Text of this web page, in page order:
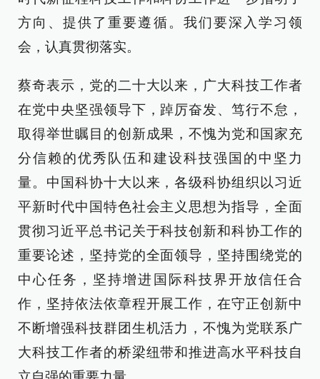
方向、提供了重要遵循。我们要深入学习领
会，认真贯彻落实。
蔡奇表示，党的二十大以来，广大科技工作者
在党中央坚强领导下，踔厉奋发、笃行不怠，
取得举世瞩目的创新成果，不愧为党和国家充
分信赖的优秀队伍和建设科技强国的中坚力
量。中国科协十大以来，各级科协组织以习近
平新时代中国特色社会主义思想为指导，全面
贯彻习近平总书记关于科技创新和科协工作的
重要论述，坚持党的全面领导，坚持围绕党的
中心任务，坚持增进国际科技界开放信任合
作，坚持依法依章程开展工作，在守正创新中
不断增强科技群团生机活力，不愧为党联系广
大科技工作者的桥梁纽带和推进高水平科技自